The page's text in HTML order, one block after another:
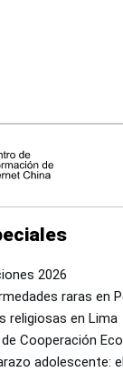
2026
raras en
religiosas en Lima
Cooperación
adolescente: